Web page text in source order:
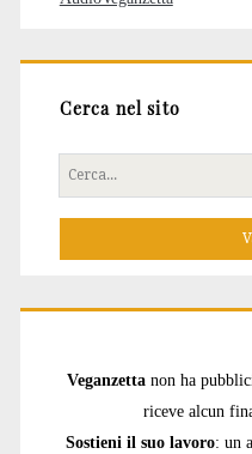
Cerca nel sito
Cerca
per:
Veganzetta non ha
riceve alcun
Sostieni il suo lavoro: un